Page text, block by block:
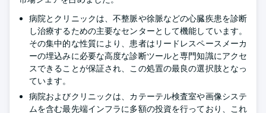
病院とクリニックは、不整脈や徐脈などの心臓疾患を診断
し治療するための主要なセンターとして機能しています。
その集中的な性質により、患者はリードレスペースメーカ
ーの埋込みに必要な高度な診断ツールと専門知識にアクセ
スできることが保証され、この処置の最良の選択肢となっ
ています。
病院およびクリニックは、カテーテル検査室や画像システ
ムを含む最先端インフラに多額の投資を行っており、これ